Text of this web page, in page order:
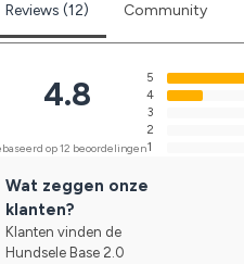
Reviews (12) Community
4.8
op 12 beoordelingen
5
4
3
2
1
Wat zeggen onze
klanten?
Klanten vinden de
Hundsele Base 2.0